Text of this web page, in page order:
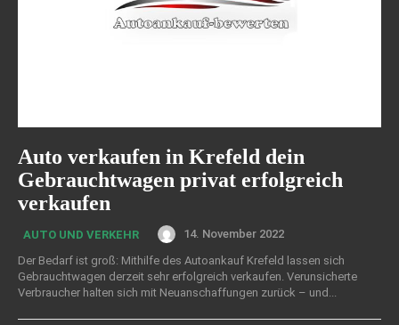
Auto verkaufen in Krefeld dein
Gebrauchtwagen privat erfolgreich
verkaufen
AUTO UND VERKEHR
14. November 2022
Der Bedarf ist groß: Mithilfe des Autoankauf Krefeld lassen sich
Gebrauchtwagen derzeit sehr erfolgreich verkaufen. Verunsicherte
Verbraucher halten sich mit Neuanschaffungen zurück – und...